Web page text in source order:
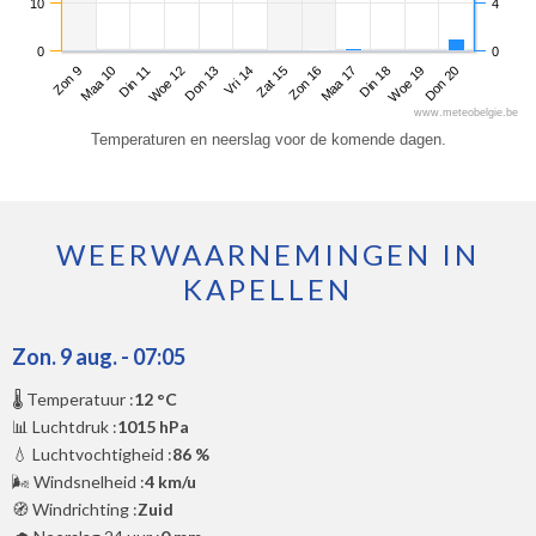
Zon 9Maa 10Din 11Woe 12Don 13Vri 14Zat 15Zon 16Maa 17Din 18Woe 19Don 20
0
10
0
4
www.meteobelgie.be
Temperaturen en neerslag voor de komende dagen.
WEERWAARNEMINGEN IN
KAPELLEN
Zon. 9 aug. - 07:05
🌡️ Temperatuur :12 °C
📊 Luchtdruk :1015 hPa
💧 Luchtvochtigheid :86 %
🌬️ Windsnelheid :4 km/u
🧭 Windrichting :Zuid